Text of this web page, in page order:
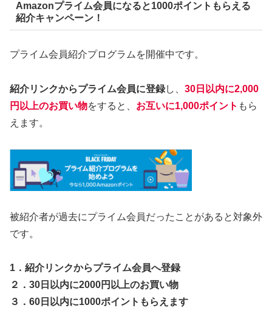
Amazonプライム会員になると1000ポイントもらえる
紹介キャンペーン！
プライム会員紹介プログラムを開催中です。
紹介リンクからプライム会員に登録し、 30日以内に2,000
円以上のお買い物をすると、 お互いに1,000ポイント もら
えます。
被紹介者が過去にプライム会員だったことがあると対象外
です。
1．紹介リンクからプライム会員へ登録
２．30日以内に2000円以上のお買い物
３．60日以内に1000ポイントもらえます